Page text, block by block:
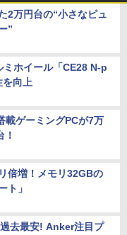
2万円台の“小さなピュ
”
ミホイール「CE28 N-p
を向上
載ゲーミングPCが7万
倍増！メモリ32GBの
ト」
去最安! Anker注目プ